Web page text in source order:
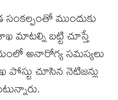
సంకల్పంతో ముందుకు
మాటల్ని బట్టి చూస్తే
అనారోగ్య సమస్యలు
చూసిన నెటిజన్లు